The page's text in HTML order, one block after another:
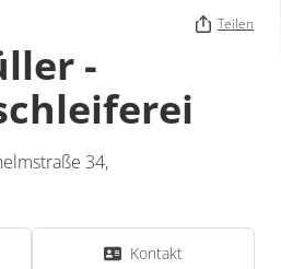
Teilen
-
34,
Kontakt